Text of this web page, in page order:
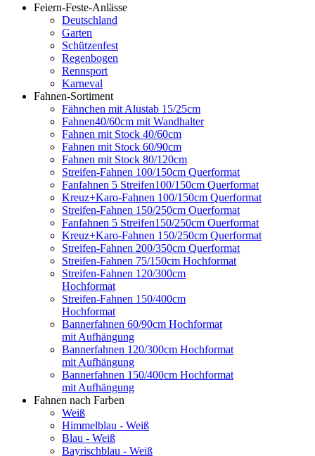
Feiern-Feste-Anlässe
Deutschland
Garten
Schützenfest
Regenbogen
Rennsport
Karneval
Fahnen-Sortiment
Fähnchen mit Alustab 15/25cm
Fahnen40/60cm mit Wandhalter
Fahnen mit Stock 40/60cm
Fahnen mit Stock 60/90cm
Fahnen mit Stock 80/120cm
Streifen-Fahnen 100/150cm Querformat
Fanfahnen 5 Streifen100/150cm Querformat
Kreuz+Karo-Fahnen 100/150cm Querformat
Streifen-Fahnen 150/250cm Ouerformat
Fanfahnen 5 Streifen150/250cm Ouerformat
Kreuz+Karo-Fahnen 150/250cm Querformat
Streifen-Fahnen 200/350cm Querformat
Streifen-Fahnen 75/150cm Hochformat
Streifen-Fahnen 120/300cm
Hochformat
Streifen-Fahnen 150/400cm
Hochformat
Bannerfahnen 60/90cm Hochformat
mit Aufhängung
Bannerfahnen 120/300cm Hochformat
mit Aufhängung
Bannerfahnen 150/400cm Hochformat
mit Aufhängung
Fahnen nach Farben
Weiß
Himmelblau - Weiß
Blau - Weiß
Bayrischblau - Weiß